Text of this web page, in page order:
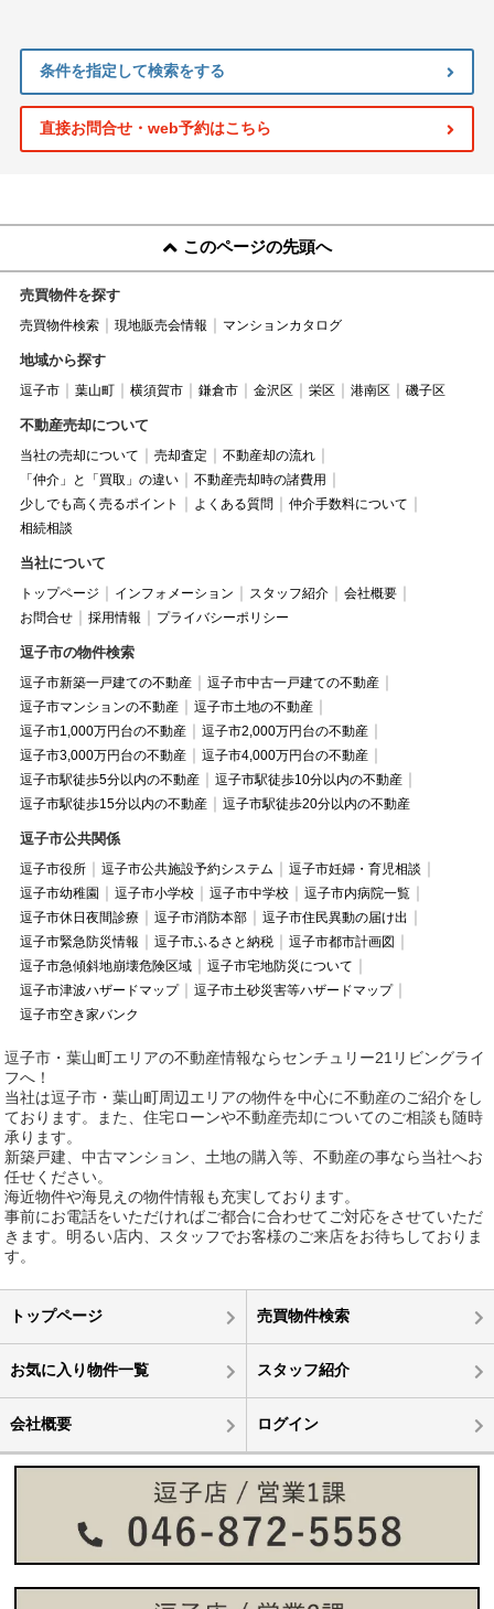
条件を指定して検索をする
直接お問合せ・web予約はこちら
このページの先頭へ
売買物件を探す
売買物件検索 現地販売会情報 マンションカタログ
地域から探す
逗子市 葉山町 横須賀市 鎌倉市 金沢区 栄区 港南区 磯子区
不動産売却について
当社の売却について 売却査定
不動産却の流れ
「仲介」と「買取」の違い
不動産売却時の諸費用
少しでも高く売るポイント
よくある質問
仲介手数料について
相続相談
当社について
トップページ インフォメーション スタッフ紹介
会社概要
お問合せ
採用情報 プライバシーポリシー
逗子市の物件検索
逗子市新築一戸建ての不動産
逗子市中古一戸建ての不動産
逗子市マンションの不動産
逗子市土地の不動産
逗子市1,000万円台の不動産
逗子市2,000万円台の不動産
逗子市3,000万円台の不動産
逗子市4,000万円台の不動産
逗子市駅徒歩5分以内の不動産
逗子市駅徒歩10分以内の不動産
逗子市駅徒歩15分以内の不動産
逗子市駅徒歩20分以内の不動産
逗子市公共関係
逗子市役所 逗子市公共施設予約システム
逗子市妊婦・育児相談
逗子市幼稚園
逗子市小学校 逗子市中学校
逗子市内病院一覧
逗子市休日夜間診療
逗子市消防本部
逗子市住民異動の届け出
逗子市緊急防災情報
逗子市ふるさと納税
逗子市都市計画図
逗子市急傾斜地崩壊危険区域
逗子市宅地防災について
逗子市津波ハザードマップ
逗子市土砂災害等ハザードマップ
逗子市空き家バンク
逗子市・葉山町エリアの不動産情報ならセンチュリー21リビングライ
フへ！
当社は逗子市・葉山町周辺エリアの物件を中心に不動産のご紹介をし
ております。また、住宅ローンや不動産売却についてのご相談も随時
承ります。
新築戸建、中古マンション、土地の購入等、不動産の事なら当社へお
任せください。
海近物件や海見えの物件情報も充実しております。
事前にお電話をいただければご都合に合わせてご対応をさせていただ
きます。明るい店内、スタッフでお客様のご来店をお待ちしておりま
す。
トップページ 売買物件検索
お気に入り物件一覧 スタッフ紹介
会社概要 ログイン